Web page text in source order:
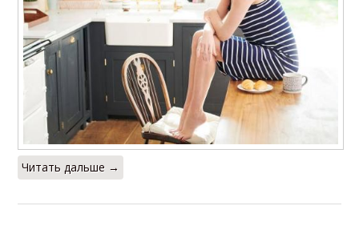
Читать дальше →